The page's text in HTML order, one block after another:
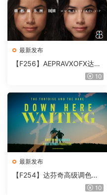
最新发布
【F256】AEPRAVXOFX达芬
奇视频人像磨皮润肤美颜插件
10
最新发布
【F254】达芬奇高级调色插
件 Contour V2.2.2 WinMac10